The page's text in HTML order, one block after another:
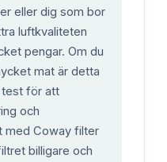
eller dig som bor
luftkvaliteten
pengar. Om du
mat är detta
test för att
och
med Coway filter
billigare och